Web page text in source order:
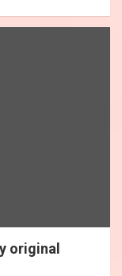
original